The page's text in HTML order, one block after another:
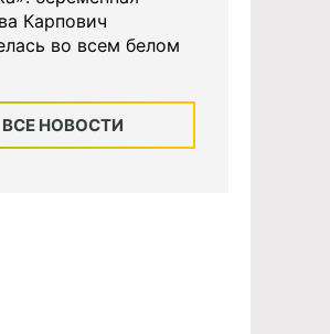
Карпович
во всем белом
ВСЕ НОВОСТИ